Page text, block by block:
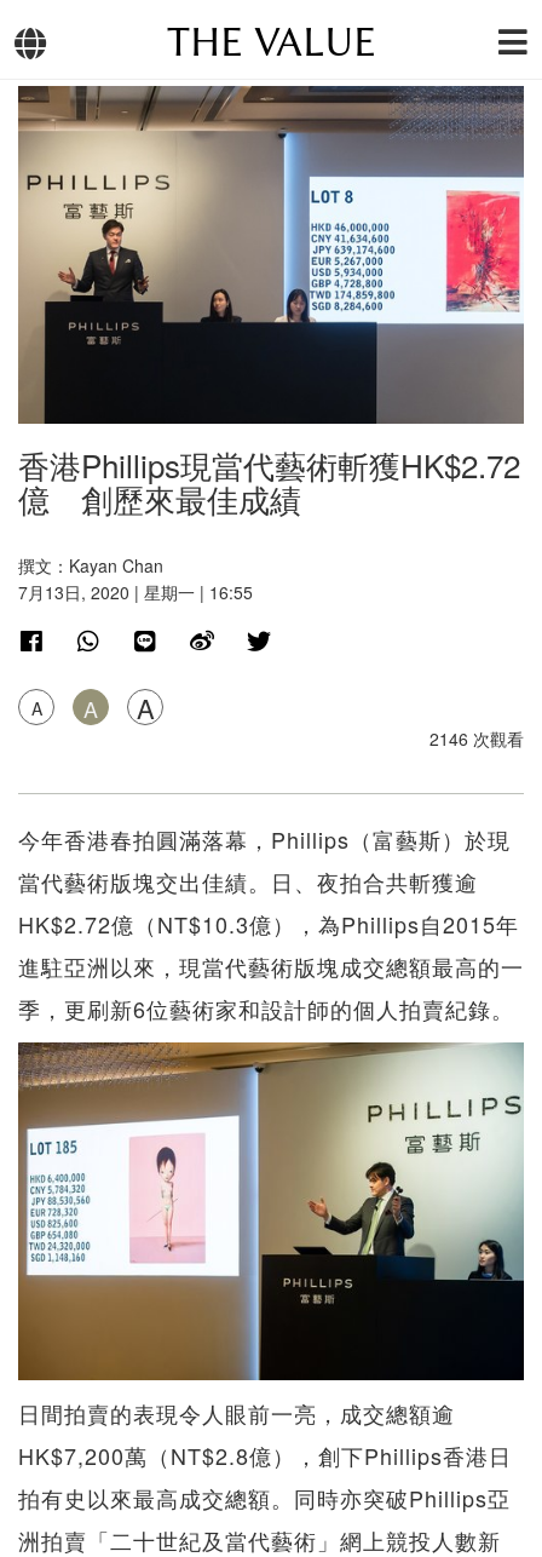
THE VALUE
香港Phillips現當代藝術斬獲HK$2.72
億 創歷來最佳成績
撰文：Kayan Chan
7月13日, 2020 | 星期一 | 16:55
A A A
2146 次觀看
今年香港春拍圓滿落幕，Phillips（富藝斯）於現
當代藝術版塊交出佳績。日、夜拍合共斬獲逾
HK$2.72億（NT$10.3億），為Phillips自2015年
進駐亞洲以來，現當代藝術版塊成交總額最高的一
季，更刷新6位藝術家和設計師的個人拍賣紀錄。
日間拍賣的表現令人眼前一亮，成交總額逾
HK$7,200萬（NT$2.8億），創下Phillips香港日
拍有史以來最高成交總額。同時亦突破Phillips亞
洲拍賣「二十世紀及當代藝術」網上競投人數新